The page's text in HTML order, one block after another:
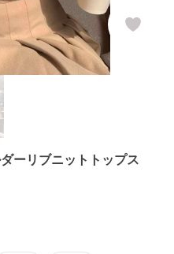
ーリブニットトップス